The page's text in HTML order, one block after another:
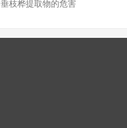
垂枝桦提取物的危害